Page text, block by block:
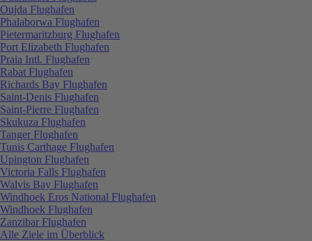
Oujda Flughafen
Phalaborwa Flughafen
Pietermaritzburg Flughafen
Port Elizabeth Flughafen
Praia Intl. Flughafen
Rabat Flughafen
Richards Bay Flughafen
Saint-Denis Flughafen
Saint-Pierre Flughafen
Skukuza Flughafen
Tanger Flughafen
Tunis Carthage Flughafen
Upington Flughafen
Victoria Falls Flughafen
Walvis Bay Flughafen
Windhoek Eros National Flughafen
Windhoek Flughafen
Zanzibar Flughafen
Alle Ziele im Überblick